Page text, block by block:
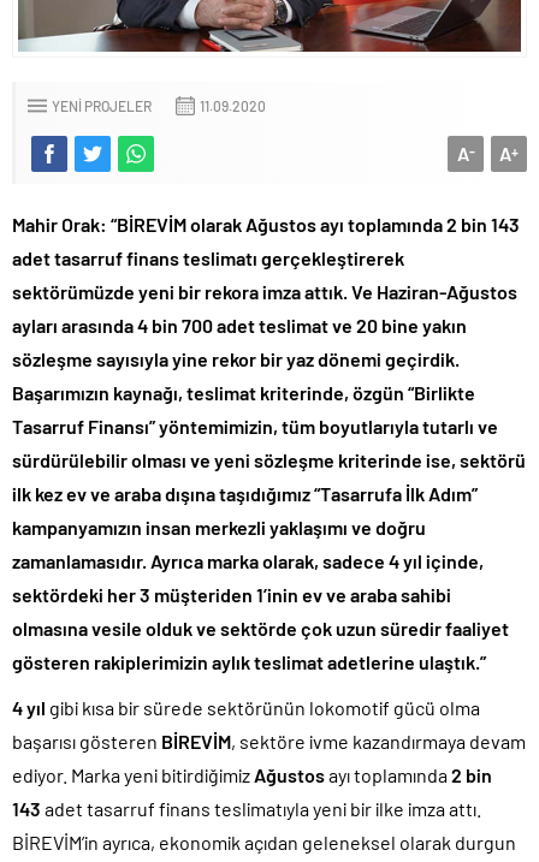
YENI PROJELER 11.09.2020
A+
A-
Mahir Orak: “BİREVİM olarak Ağustos ayı toplamında 2 bin 143
adettasarruf finans teslimatı gerçekleştirerek
sektörümüzde yeni bir rekora imza attık. Ve Haziran-Ağustos
ayları arasında 4 bin 700 adet teslimat ve 20 bine yakın
sözleşme sayısıyla yine rekor bir yaz dönemi geçirdik.
Başarımızın kaynağı, teslimat kriterinde, özgün “Birlikte
Tasarruf Finansı” yöntemimizin, tüm boyutlarıyla tutarlı ve
sürdürülebilir olması ve yeni sözleşme kriterinde ise, sektörü
ilk kez ev ve araba dışına taşıdığımız “Tasarrufa İlk Adım”
kampanyamızın insan merkezli yaklaşımı ve doğru
zamanlamasıdır. Ayrıca marka olarak, sadece 4 yıl içinde,
sektördeki her 3 müşteriden 1’inin ev ve araba sahibi
olmasına vesile olduk ve sektörde çok uzun süredir faaliyet
gösteren rakiplerimizin aylık teslimat adetlerine ulaştık.”
4 yıl gibi kısa bir sürede sektörünün lokomotif gücü olma
başarısı gösteren BİREVİM, sektöre ivme kazandırmaya devam
ediyor. Marka yeni bitirdiğimiz Ağustosayı toplamında2 bin
143 adet tasarruf finans teslimatıyla yeni bir ilke imza attı.
BİREVİM’in ayrıca, ekonomik açıdan geleneksel olarak durgun